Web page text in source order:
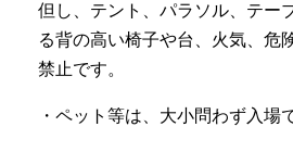
但し、テント、パラソル、テー
る背の高い椅子や台、火気、危
禁止です。
・ペット等は、大小問わず入場